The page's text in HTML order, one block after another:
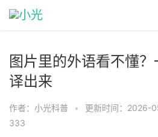
图片里的外语看不懂
译出来
作者：小光科普 • 更新时间：2026-
333